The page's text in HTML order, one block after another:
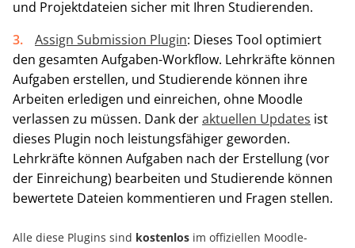
und Projektdateien sicher mit Ihren Studierenden.
Assign Submission Plugin: Dieses Tool optimiert
den gesamten Aufgaben-Workflow. Lehrkräfte können
Aufgaben erstellen, und Studierende können ihre
Arbeiten erledigen und einreichen, ohne Moodle
verlassen zu müssen. Dank deraktuellen Updates ist
dieses Plugin noch leistungsfähiger geworden.
Lehrkräfte können Aufgaben nach der Erstellung (vor
der Einreichung) bearbeiten und Studierende können
bewertete Dateien kommentieren und Fragen stellen.
Alle diese Plugins sind kostenlos im offiziellen Moodle-